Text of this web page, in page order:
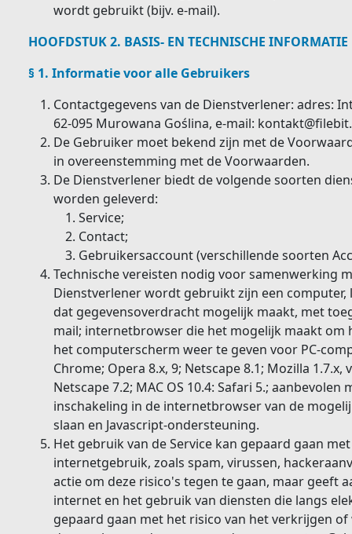
wordt gebruikt (bijv. e-mail).
HOOFDSTUK 2. BASIS- EN TECHNISCHE INFORMATIE
§ 1. Informatie voor alle Gebruikers
Contactgegevens van de Dienstverlener: adres:
62-095 Murowana Goślina, e-mail:
De Gebruiker moet bekend zijn met de
in overeenstemming met de Voorwaarden.
De Dienstverlener biedt de volgende soorten
worden geleverd:
Service;
Contact;
Gebruikersaccount (verschillende soorten
Technische vereisten nodig voor samenwerking
Dienstverlener wordt gebruikt zijn een
dat gegevensoverdracht mogelijk maakt, met
mail; internetbrowser die het mogelijk maakt om
het computerscherm weer te geven voor PC-
Chrome; Opera 8.x, 9; Netscape 8.1; Mozilla 1.7.x,
Netscape 7.2; MAC OS 10.4: Safari 5.;
inschakeling in de internetbrowser van de
slaan en Javascript-ondersteuning.
Het gebruik van de Service kan gepaard gaan
internetgebruik, zoals spam, virussen,
actie om deze risico's tegen te gaan, maar geeft
internet en het gebruik van diensten die langs
gepaard gaan met het risico van het verkrijgen